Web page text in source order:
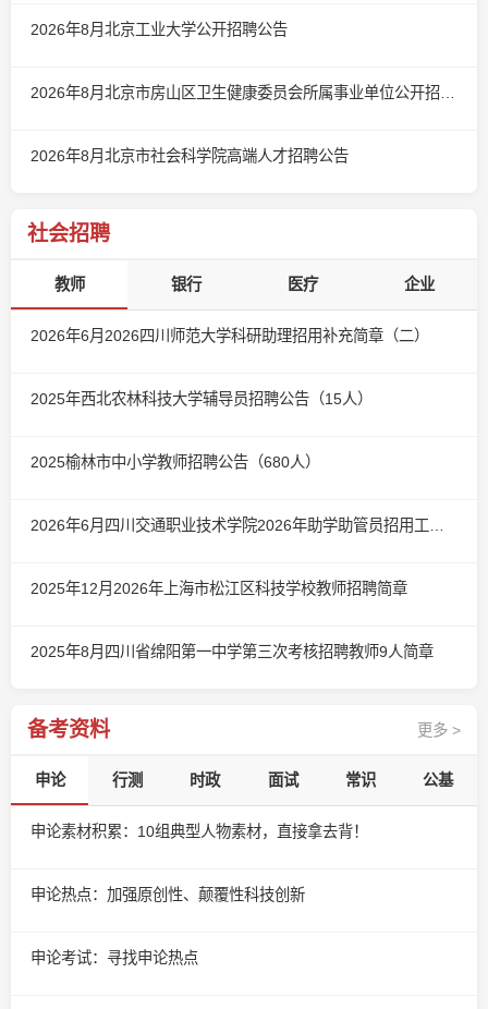
2026年8月北京工业大学公开招聘公告
2026年8月北京市社会科学院高端人才招聘公告
社会招聘
教师 银行 医疗 企业
2026年6月2026四川师范大学科研助理招用补充简章（二）
2025年西北农林科技大学辅导员招聘公告（15人）
2025榆林市中小学教师招聘公告（680人）
2025年12月2026年上海市松江区科技学校教师招聘简章
2025年8月四川省绵阳第一中学第三次考核招聘教师9人简章
备考资料 更多 >
申论 行测 时政 面试 常识 公基
申论素材积累：10组典型人物素材，直接拿去背！
申论热点：加强原创性、颠覆性科技创新
申论考试：寻找申论热点